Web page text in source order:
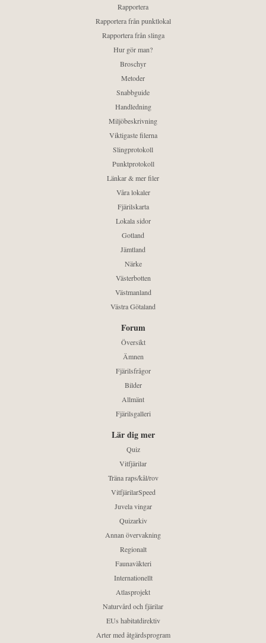
Rapportera
Rapportera från punktlokal
Rapportera från slinga
Hur gör man?
Broschyr
Metoder
Snabbguide
Handledning
Miljöbeskrivning
Viktigaste filerna
Slingprotokoll
Punktprotokoll
Länkar & mer filer
Våra lokaler
Fjärilskarta
Lokala sidor
Gotland
Jämtland
Närke
Västerbotten
Västmanland
Västra Götaland
Forum
Översikt
Ämnen
Fjärilsfrågor
Bilder
Allmänt
Fjärilsgalleri
Lär dig mer
Quiz
Vitfjärilar
Träna raps/kål/rov
VitfjärilarSpeed
Juvela vingar
Quizarkiv
Annan övervakning
Regionalt
Faunaväkteri
Internationellt
Atlasprojekt
Naturvård och fjärilar
EUs habitatdirektiv
Arter med åtgärdsprogram